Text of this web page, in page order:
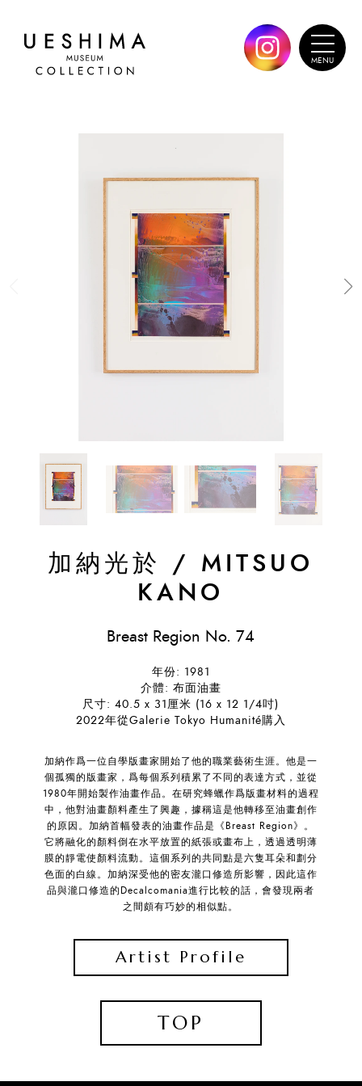
加納光於 / MITSUO
KANO
Breast Region No. 74
年份: 1981
介體: 布面油畫
尺寸: 40.5 x 31厘米 (16 x 12 1/4吋)
2022年從Galerie Tokyo Humanité購入
加納作爲一位自學版畫家開始了他的職業藝術生涯。他是一
個孤獨的版畫家，爲每個系列積累了不同的表達方式，並從
1980年開始製作油畫作品。在研究蜂蠟作爲版畫材料的過程
中，他對油畫顏料產生了興趣，據稱這是他轉移至油畫創作
的原因。加納首幅發表的油畫作品是《Breast Region》。
它將融化的顏料倒在水平放置的紙張或畫布上，透過透明薄
膜的靜電使顏料流動。這個系列的共同點是六隻耳朵和劃分
色面的白線。加納深受他的密友瀧口修造所影響，因此這作
品與瀧口修造的Decalcomania進行比較的話，會發現兩者
之間頗有巧妙的相似點。
Artist Profile
TOP